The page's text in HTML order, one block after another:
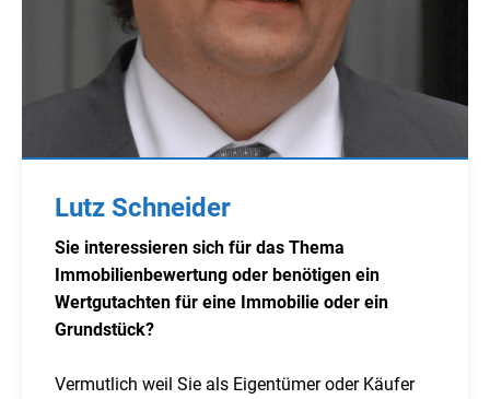
Lutz Schneider
Sie interessieren sich für das Thema
Immobilienbewertung oder benötigen ein
Wertgutachten für eine Immobilie oder ein
Grundstück?
Vermutlich weil Sie als Eigentümer oder Käufer